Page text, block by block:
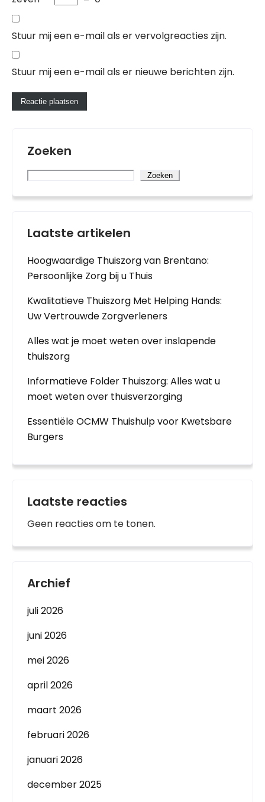
Stuur mij een e-mail als er vervolgreacties zijn.
Stuur mij een e-mail als er nieuwe berichten zijn.
Zoeken
Zoeken
Laatste artikelen
Hoogwaardige Thuiszorg van Brentano:
Persoonlijke Zorg bij u Thuis
Kwalitatieve Thuiszorg Met Helping Hands:
Uw Vertrouwde Zorgverleners
Alles wat je moet weten over inslapende
thuiszorg
Informatieve Folder Thuiszorg: Alles wat u
moet weten over thuisverzorging
Essentiële OCMW Thuishulp voor Kwetsbare
Burgers
Laatste reacties
Geen reacties om te tonen.
Archief
juli 2026
juni 2026
mei 2026
april 2026
maart 2026
februari 2026
januari 2026
december 2025